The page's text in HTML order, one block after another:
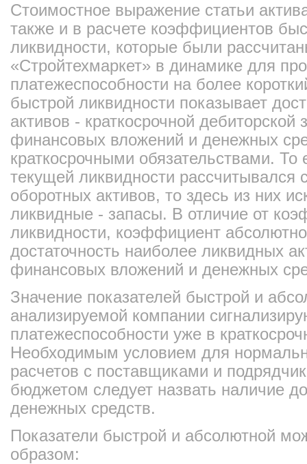
Стоимостное выражение статьи
также и в расчете коэффициентов
ликвидности, которые были
«Стройтехмаркет» в динамике для
платежеспособности на более
быстрой ликвидности показывает
активов - краткосрочной дебиторской
финансовых вложений и денежных
краткосрочными обязательствами.
текущей ликвидности рассчитывался
оборотных активов, то здесь из них
ликвидные - запасы. В отличие от
ликвидности, коэффициент
достаточность наиболее ликвидных
финансовых вложений и денежных
Значение показателей быстрой и
анализируемой компании
платежеспособности уже в
Необходимым условием для
расчетов с поставщиками и
бюджетом следует назвать наличие
денежных средств.
Показатели быстрой и абсолютной
образом: